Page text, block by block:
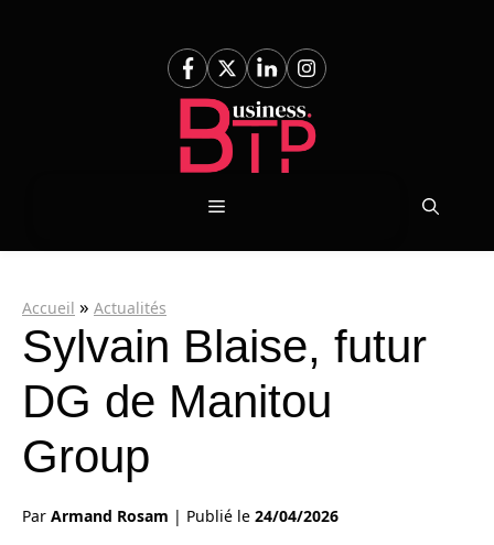
Menu
Accueil » Actualités
Sylvain Blaise, futur
DG de Manitou
Group
Par Armand Rosam | Publié le 24/04/2026